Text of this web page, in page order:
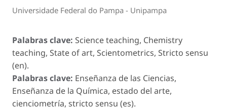
Universidade Federal do Pampa - Unipampa
Palabras clave: Science teaching, Chemistry
teaching, State of art, Scientometrics, Stricto sensu
(en).
Palabras clave: Enseñanza de las Ciencias,
Enseñanza de la Química, estado del arte,
cienciometría, stricto sensu (es).